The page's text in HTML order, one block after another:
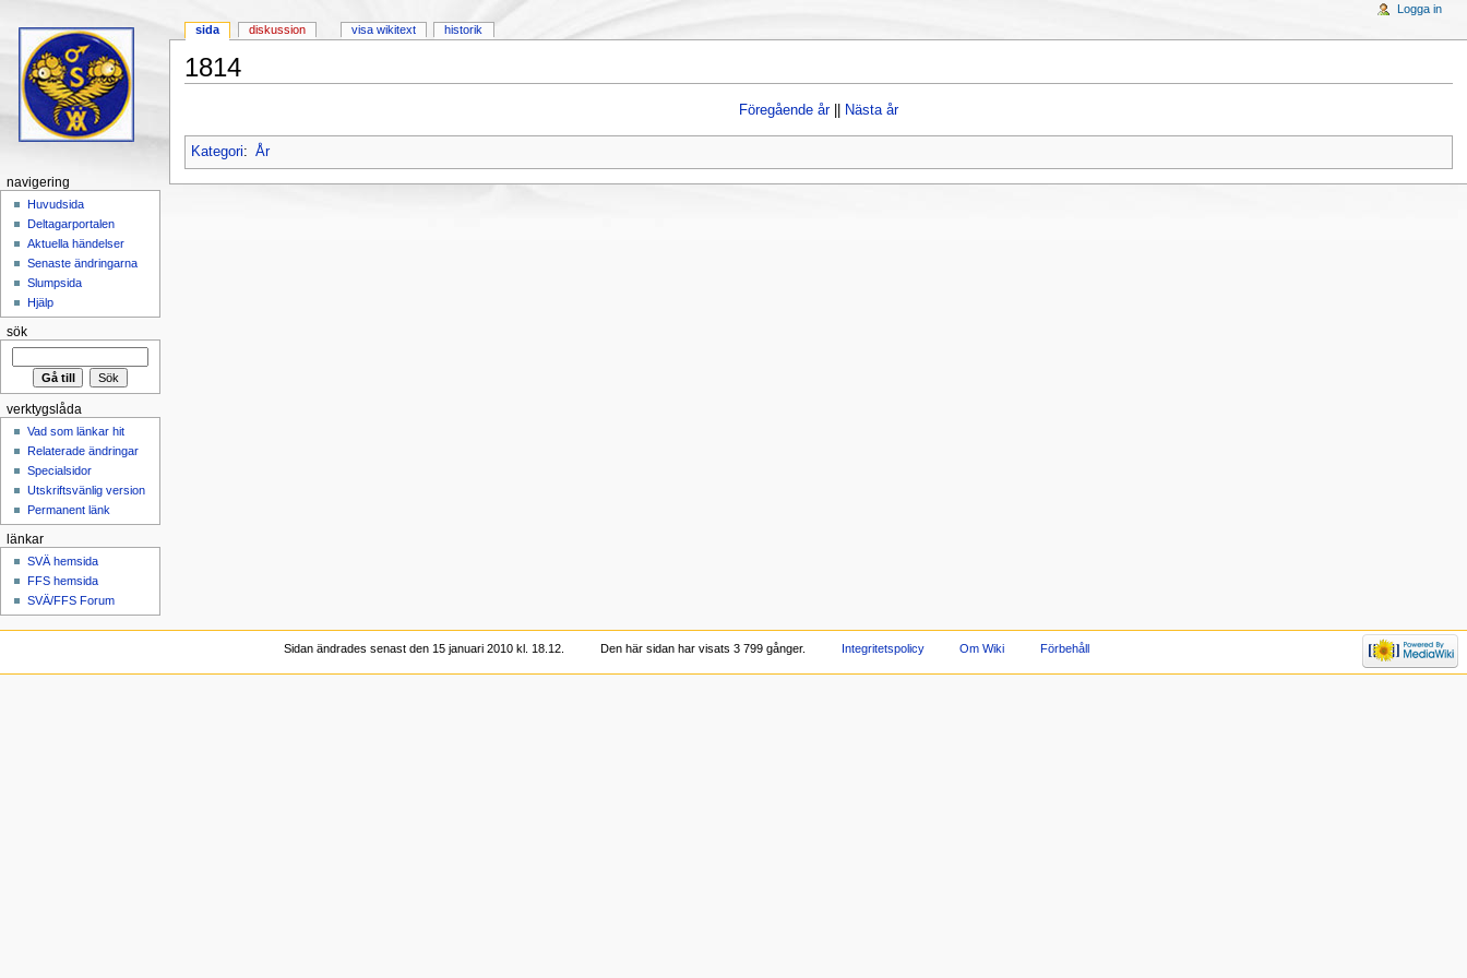
1814
Föregående år|| Nästa år
Kategori: År
sida diskussion visa wikitext historik
Logga in
navigering
Huvudsida
Deltagarportalen
Aktuella händelser
Senaste ändringarna
Slumpsida
Hjälp
sök
verktygslåda
Vad som länkar hit
Relaterade ändringar
Specialsidor
Utskriftsvänlig version
Permanent länk
länkar
SVÄ hemsida
FFS hemsida
SVÄ/FFS Forum
Sidan ändrades senast den 15 januari 2010 kl. 18.12. Den här sidan har visats 3 799 gånger. Integritetspolicy Om Wiki Förbehåll